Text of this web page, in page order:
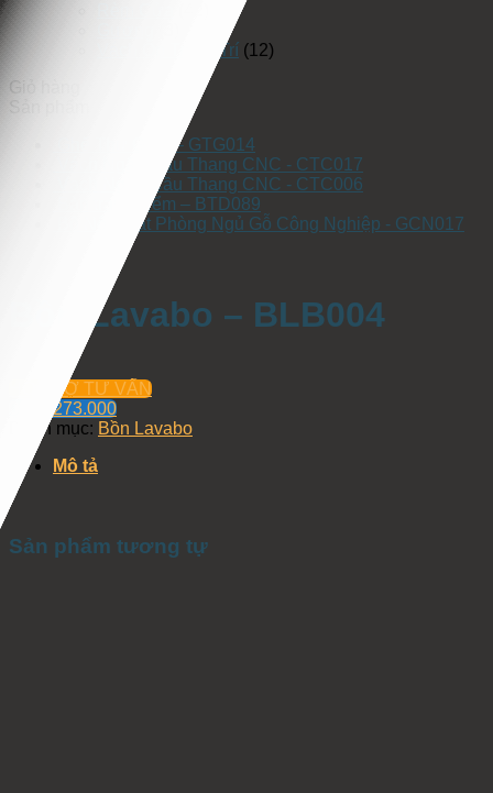
Vách Ốp Trang Trí (12)
Giỏ hàng
Sản phẩm
Ghế Thư Giãn – GTG014
Vách Ngăn Cầu Thang CNC - CTC017
Vách Ngăn Cầu Thang CNC - CTC006
Bàn trang điểm – BTD089
Bộ Nội Thất Phòng Ngủ Gỗ Công Nghiệp - GCN017
Bồn Lavabo – BLB004
HỖ TRỢ TƯ VẤN
0934.273.000
Danh mục: Bồn Lavabo
Mô tả
Sản phẩm tương tự